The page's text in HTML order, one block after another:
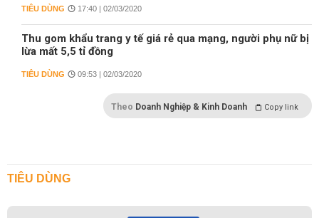
TIÊU DÙNG 17:40 | 02/03/2020
Thu gom khẩu trang y tế giá rẻ qua mạng, người phụ nữ bị
lừa mất 5,5 tỉ đồng
TIÊU DÙNG 09:53 | 02/03/2020
Theo Doanh Nghiệp & Kinh Doanh Copy link
TIÊU DÙNG